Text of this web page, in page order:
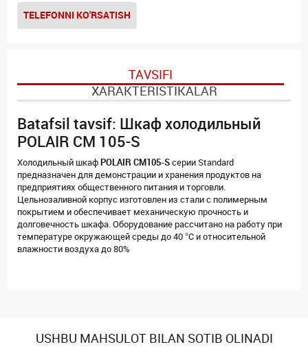
TELEFONNI KO'RSATISH
TAVSIFI
XARAKTERISTIKALAR
Batafsil tavsif: Шкаф холодильный
POLAIR CM 105-S
Холодильный шкаф POLAIR CM105-S серии Standard
предназначен для демонстрации и хранения продуктов на
предприятиях общественного питания и торговли.
Цельнозаливной корпус изготовлен из стали с полимерным
покрытием и обеспечивает механическую прочность и
долговечность шкафа. Оборудование рассчитано на работу при
температуре окружающей среды до 40 °С и относительной
влажности воздуха до 80%
USHBU MAHSULOT BILAN SOTIB OLINADI